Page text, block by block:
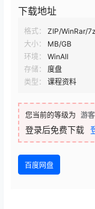
下载地址
格式：
ZIP/WinRar/7z
大小：
MB/GB
环境：
WinAll
存储：
度盘
类型：
课程资料
您当前的等级为 游客
登录后免费下载
百度网盘